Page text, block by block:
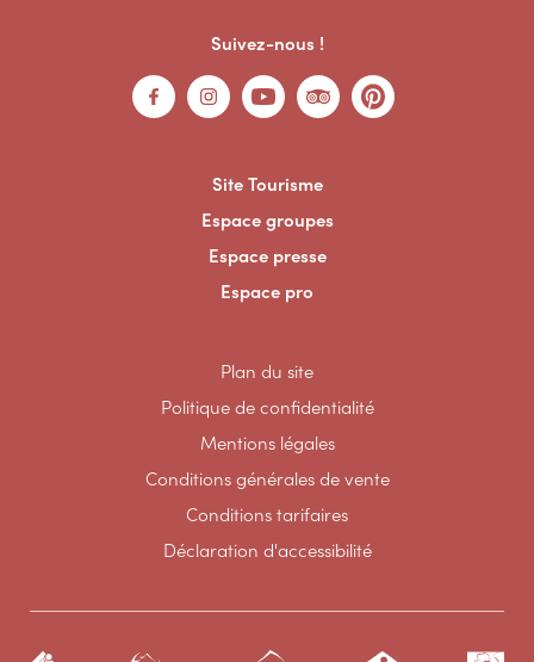
Suivez-nous !
Site Tourisme
Espace groupes
Espace presse
Espace pro
Plan du site
Politique de confidentialité
Mentions légales
Conditions générales de vente
Conditions tarifaires
Déclaration d'accessibilité